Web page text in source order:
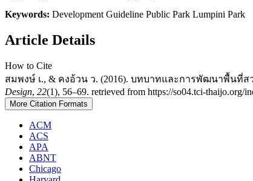
Keywords: Development Guideline Public Park Lumpini Park
Article Details
How to Cite
สมพงษ์ เ., & คงอ้วน ว. (2016). บทบาทและการพัฒนาพื้นที่สว
Design, 22(1), 56–69. retrieved from https://so04.tci-thaijo.org/
More Citation Formats
ACM
ACS
APA
ABNT
Chicago